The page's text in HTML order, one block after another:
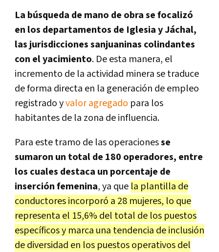
La búsqueda de mano de obra se focalizó
en los departamentos de Iglesia y Jáchal,
las jurisdicciones sanjuaninas colindantes
con el yacimiento. De esta manera, el
incremento de la actividad minera se traduce
de forma directa en la generación de empleo
registrado yvalor agregado para los
habitantes de la zona de influencia.
Para este tramo de las operacionesse
sumaron un total de 180 operadores, entre
los cuales destaca un porcentaje de
inserción femenina, ya que la plantilla de
conductores incorporó a 28 mujeres, lo que
representa el 15,6% del total de los puestos
específicos y marca una tendencia de inclusión
de diversidad en los puestos operativos del